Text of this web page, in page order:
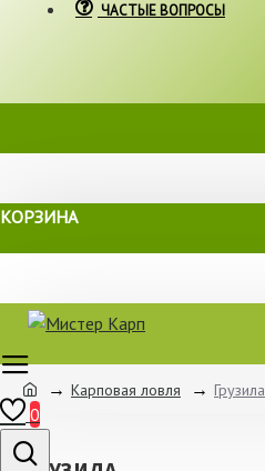
ЧАСТЫЕ ВОПРОСЫ
КОРЗИНА
0
Карповая ловля Грузила